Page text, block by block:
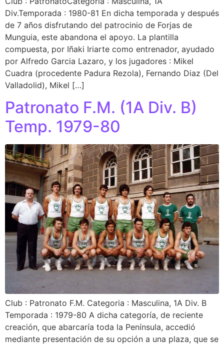
Div.Temporada : 1980-81 En dicha temporada y después
de 7 años disfrutando del patrocinio de Forjas de
Munguia, este abandona el apoyo. La plantilla
compuesta, por Iñaki Iriarte como entrenador, ayudado
por Alfredo Garcia Lazaro, y los jugadores : Mikel
Cuadra (procedente Padura Rezola), Fernando Diaz (Del
Valladolid), Mikel […]
Patronato F.M. (1A Div. B)
Temp. 1979-80
Club : Patronato F.M. Categoria : Masculina, 1A Div. B
Temporada : 1979-80 A dicha categoría, de reciente
creación, que abarcaría toda la Península, accedió
mediante presentación de su opción a una plaza, que se